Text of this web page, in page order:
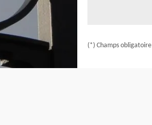
(*) Champs obligatoire